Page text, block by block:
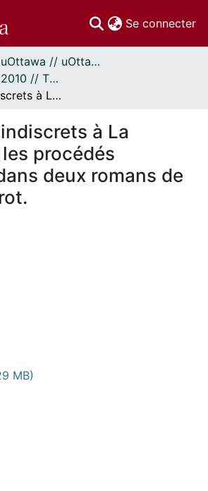
Se connecter
Thèses uOttawa // uOttawa Theses
Thèses, 1910 - 2010 // Theses, 1910 - 2010
Des Bijoux indiscrets à La religieuse : les procédés satiriques dans deux romans de Denis Diderot.
à La
procédés
deux romans de
MB)